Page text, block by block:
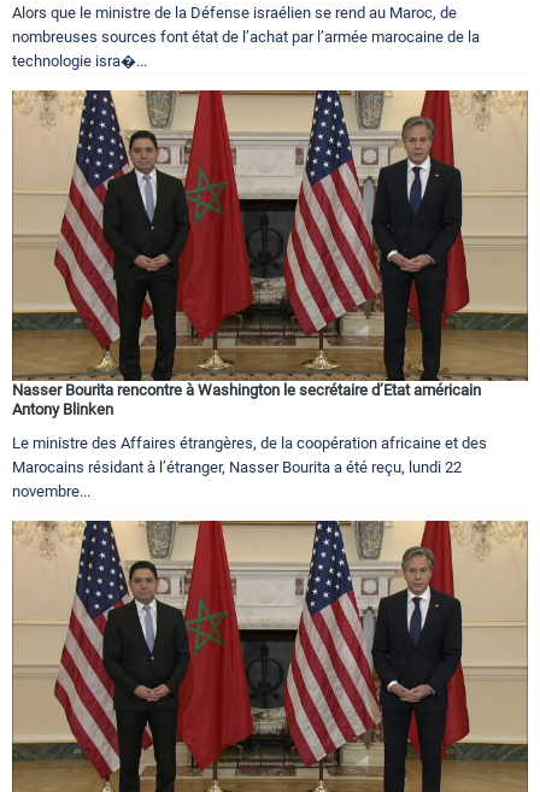
Alors que le ministre de la Défense israélien se rend au Maroc, de
nombreuses sources font état de l’achat par l’armée marocaine de la
technologie isra�...
Nasser Bourita rencontre à Washington le secrétaire d’Etat américain
Antony Blinken
Le ministre des Affaires étrangères, de la coopération africaine et des
Marocains résidant à l’étranger, Nasser Bourita a été reçu, lundi 22
novembre...